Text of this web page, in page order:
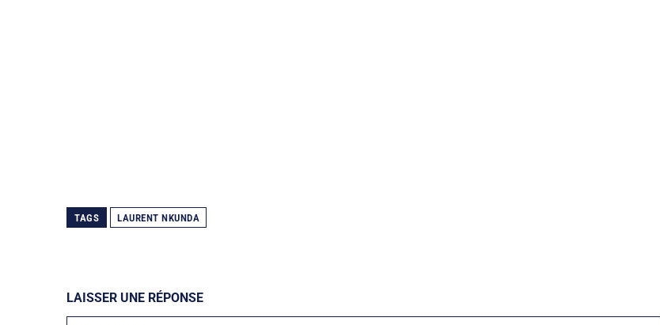
TAGS LAURENT NKUNDA
LAISSER UNE RÉPONSE